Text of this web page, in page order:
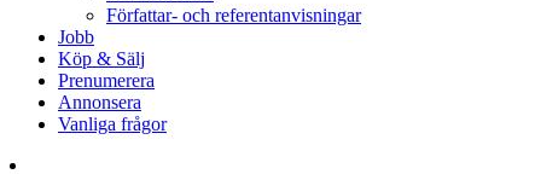
Författar- och referentanvisningar
Jobb
Köp & Sälj
Prenumerera
Annonsera
Vanliga frågor